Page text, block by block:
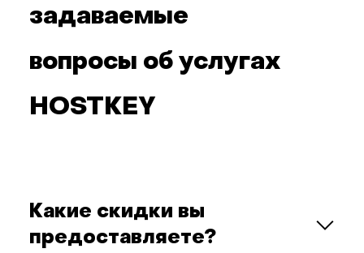
задаваемые
вопросы об услугах
HOSTKEY
Какие скидки вы
предоставляете?